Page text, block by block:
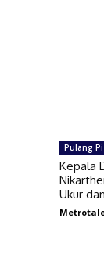
Pulang
Kepala
Ukur